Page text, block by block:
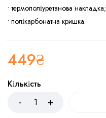
• термополіуретанова накладка;
• полікарбонатна кришка.
449₴
Кількість